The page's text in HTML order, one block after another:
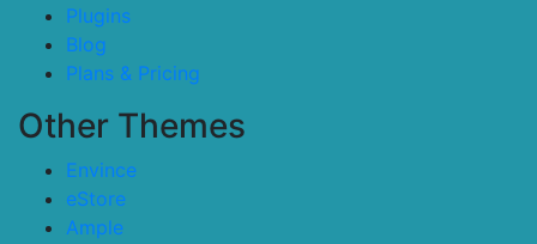
Plugins
Blog
Plans & Pricing
Other Themes
Envince
eStore
Ample